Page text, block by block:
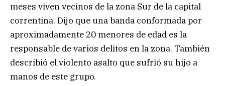
meses viven vecinos de la zona Sur de la capital
correntina. Dijo que una banda conformada por
aproximadamente 20 menores de edad es la
responsable de varios delitos en la zona. También
describió el violento asalto que sufrió su hijo a
manos de este grupo.